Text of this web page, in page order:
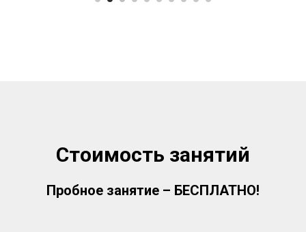
Стоимость занятий
Пробное занятие – БЕСПЛАТНО!